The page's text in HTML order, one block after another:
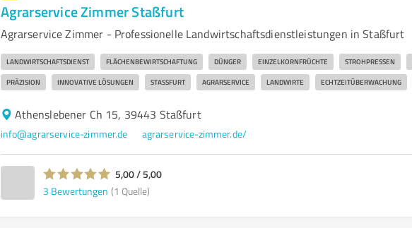
Agrarservice Zimmer Staßfurt
Agrarservice Zimmer - Professionelle Landwirtschaftsdienstleistungen in Staßfurt
LANDWIRTSCHAFTSDIENST FLÄCHENBEWIRTSCHAFTUNG DÜNGER EINZELKORNFRÜCHTE STROHPRESSEN
PRÄZISION INNOVATIVE LÖSUNGEN STASSFURT AGRARSERVICE LANDWIRTE ECHTZEITÜBERWACHUNG
Athenslebener Ch 15, 39443 Staßfurt
info@agrarservice-zimmer.de agrarservice-zimmer.de/
5,00 / 5,00
3 Bewertungen (1 Quelle)